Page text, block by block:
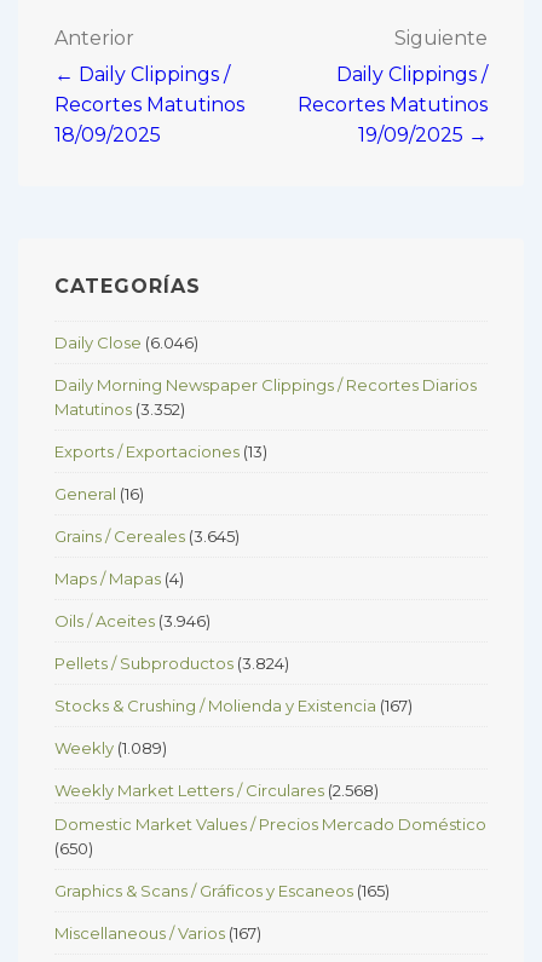
Navegación
de
entradas
Anterior
← Daily Clippings /
Recortes Matutinos
18/09/2025
Siguiente
Daily Clippings /
Recortes Matutinos
19/09/2025 →
CATEGORÍAS
Daily Close (6.046)
Daily Morning Newspaper Clippings / Recortes Diarios
Matutinos (3.352)
Exports / Exportaciones (13)
General (16)
Grains / Cereales (3.645)
Maps / Mapas (4)
Oils / Aceites (3.946)
Pellets / Subproductos (3.824)
Stocks & Crushing / Molienda y Existencia (167)
Weekly (1.089)
Weekly Market Letters / Circulares (2.568)
Domestic Market Values / Precios Mercado Doméstico
(650)
Graphics & Scans / Gráficos y Escaneos (165)
Miscellaneous / Varios (167)